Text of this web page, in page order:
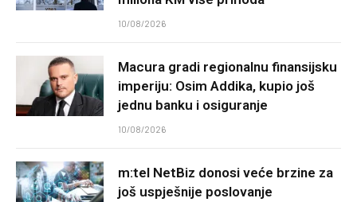
10/08/2026
Macura gradi regionalnu finansijsku
imperiju: Osim Addika, kupio još
jednu banku i osiguranje
10/08/2026
m:tel NetBiz donosi veće brzine za
još uspješnije poslovanje